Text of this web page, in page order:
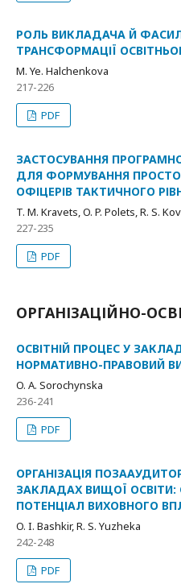
РОЛЬ ВИКЛАДАЧА Й
ТРАНСФОРМАЦІЇ
M. Ye. Halchenkova
217-226
PDF
ЗАСТОСУВАННЯ
ДЛЯ ФОРМУВАННЯ
ОФІЦЕРІВ ТАКТИЧНОГО
T. M. Kravets, O. P. Polets, R. S.
227-235
PDF
ОРГАНІЗАЦІЙНО-
ОСВІТНІЙ ПРОЦЕС У
НОРМАТИВНО-ПРАВОВИЙ
O. A. Sorochynska
236-241
PDF
ОРГАНІЗАЦІЯ
ЗАКЛАДАХ ВИЩОЇ ОСВІТИ:
ПОТЕНЦІАЛ ВИХОВНОГО
O. I. Bashkir, R. S. Yuzheka
242-248
PDF